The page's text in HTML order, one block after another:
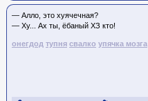
— Алло, это хуячечная?
— Ху... Ах ты, ёбаный ХЗ кто!
онегдод тупня свалко упячка мозга